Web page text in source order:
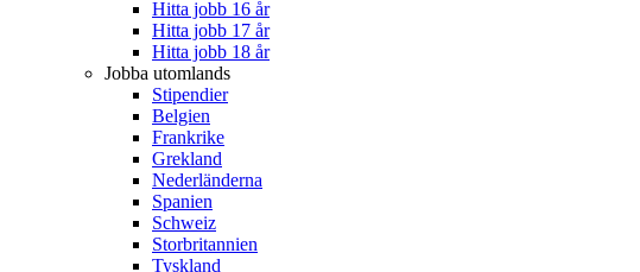
Hitta jobb 16 år
Hitta jobb 17 år
Hitta jobb 18 år
Jobba utomlands
Stipendier
Belgien
Frankrike
Grekland
Nederländerna
Spanien
Schweiz
Storbritannien
Tyskland